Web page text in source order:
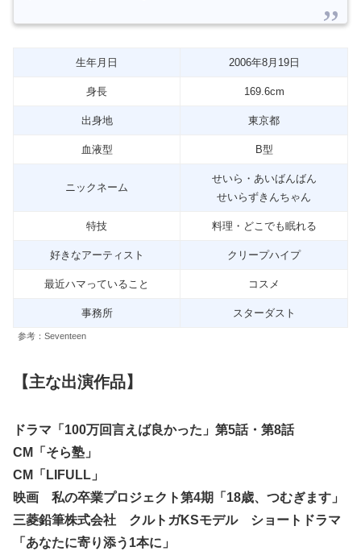
生年月日 2006年8月19日
身長 169.6cm
出身地 東京都
血液型 B型
ニックネーム
せいら・あいばんばん
せいらずきんちゃん
特技 料理・どこでも眠れる
好きなアーティスト クリープハイプ
最近ハマっていること コスメ
事務所 スターダスト
参考：Seventeen
【主な出演作品】
ドラマ「100万回言えば良かった」第5話・第8話
CM「そら塾」
CM「LIFULL」
映画 私の卒業プロジェクト第4期「18歳、つむぎます」
三菱鉛筆株式会社 クルトガKSモデル ショートドラマ
「あなたに寄り添う1本に」